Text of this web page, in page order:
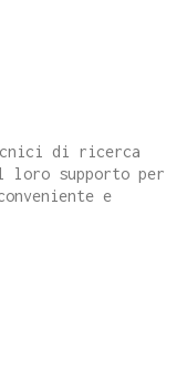
di ricerca
loro supporto per
e